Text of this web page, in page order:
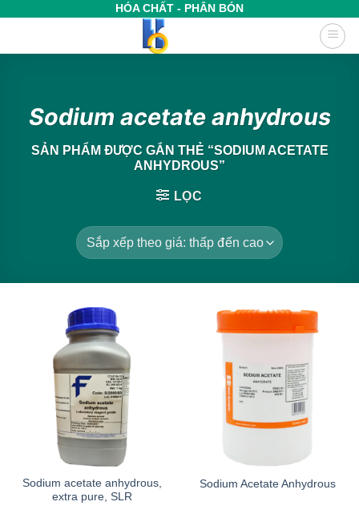
HÓA CHẤT - PHÂN BÓN
Sodium acetate anhydrous
SẢN PHẨM ĐƯỢC GẮN THẺ “SODIUM ACETATE
ANHYDROUS”
LỌC
Sodium acetate anhydrous,
extra pure, SLR
Sodium Acetate Anhydrous